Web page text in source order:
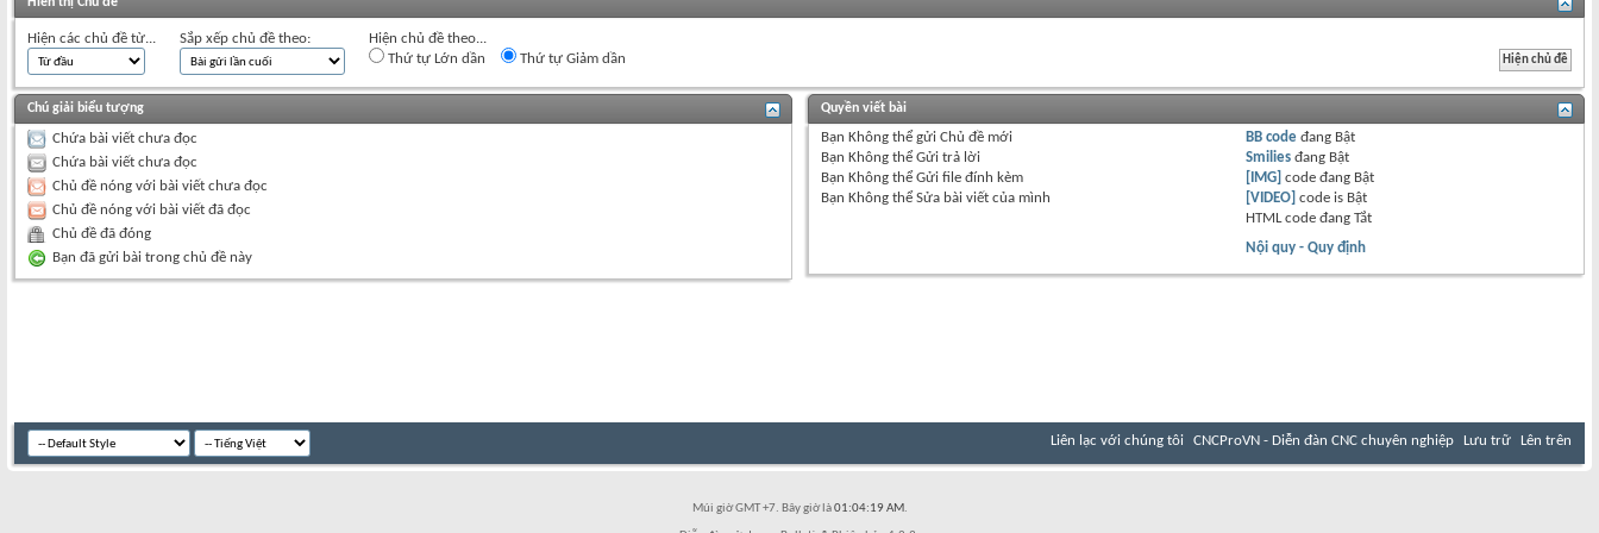
Hiện các chủ đề từ... Sắp xếp chủ đề theo:
Hiện chủ đề theo...
Thứ tự Lớn dần
Thứ tự Giảm dần
Chú giải biểu tượng
Chứa bài viết chưa đọc
Chứa bài viết chưa đọc
Chủ đề nóng với bài viết chưa đọc
Chủ đề nóng với bài viết đã đọc
Chủ đề đã đóng
Bạn đã gửi bài trong chủ đề này
Quyền viết bài
Bạn Không thểgửi Chủ đề mới
Bạn Không thểGửi trả lời
Bạn Không thểGửi file đính kèm
Bạn Không thểSửa bài viết của mình
BB code đang Bật
Smilies đang Bật
[IMG] code đang Bật
[VIDEO] code is Bật
HTML code đangTắt
Nội quy - Quy định
Liên lạc với chúng tôi CNCProVN - Diễn đàn CNC chuyên nghiệp Lưu trữ Lên trên
Múi giờ GMT +7. Bây giờ là01:04:19 AM.